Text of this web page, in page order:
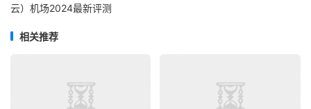
云）机场2024最新评测
相关推荐